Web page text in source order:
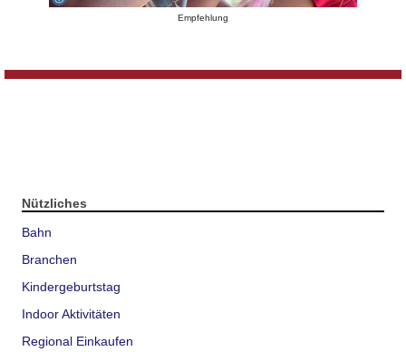
Empfehlung
Nützliches
Bahn
Branchen
Kindergeburtstag
Indoor Aktivitäten
Regional Einkaufen